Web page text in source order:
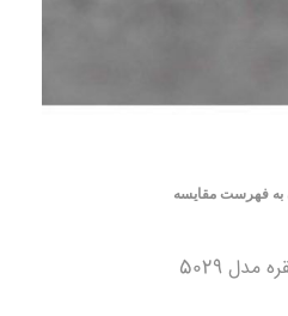
به فهرست مقایسه
مدل 5029